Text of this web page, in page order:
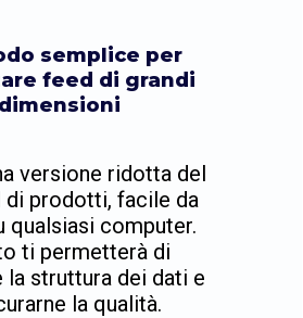
semplice per
feed di grandi
dimensioni
versione ridotta del
di prodotti, facile da
qualsiasi computer.
ti permetterà di
la struttura dei dati e
la qualità.